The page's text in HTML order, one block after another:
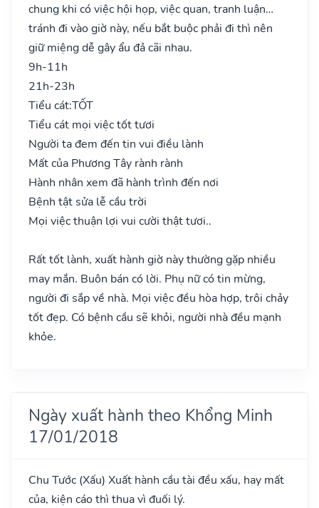
chung khi có việc hội họp, việc quan, tranh luận…
tránh đi vào giờ này, nếu bắt buộc phải đi thì nên
giữ miệng dễ gây ẩu đả cãi nhau.
9h-11h
21h-23h
Tiểu cát:TỐT
Tiểu cát mọi việc tốt tươi
Người ta đem đến tin vui điều lành
Mất của Phương Tây rành rành
Hành nhân xem đã hành trình đến nơi
Bệnh tật sửa lễ cầu trời
Mọi việc thuận lợi vui cười thật tươi..
Rất tốt lành, xuất hành giờ này thường gặp nhiều
may mắn. Buôn bán có lời. Phụ nữ có tin mừng,
người đi sắp về nhà. Mọi việc đều hòa hợp, trôi chảy
tốt đẹp. Có bệnh cầu sẽ khỏi, người nhà đều mạnh
khỏe.
Ngày xuất hành theo Khổng Minh
17/01/2018
Chu Tước (Xấu) Xuất hành cầu tài đều xấu, hay mất
của, kiện cáo thì thua vì đuối lý.